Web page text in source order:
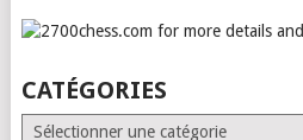
CATÉGORIES
Catégories